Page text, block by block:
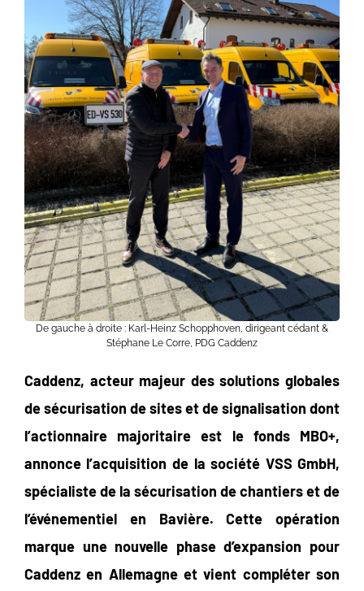
De gauche à droite : Karl-Heinz Schopphoven, dirigeant cédant &
Stéphane Le Corre, PDG Caddenz
Caddenz, acteur majeur des solutions globales
de sécurisation de sites et de signalisation dont
l’actionnaire majoritaire est le fonds MBO+,
annonce l’acquisition de la société VSS GmbH,
spécialiste de la sécurisation de chantiers et de
l’événementiel en Bavière. Cette opération
marque une nouvelle phase d’expansion pour
Caddenz en Allemagne et vient compléter son